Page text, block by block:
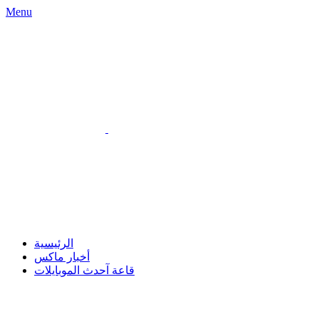
Menu
الرئيسية
أخبار ماكس
قاعة آحدث الموبايلات